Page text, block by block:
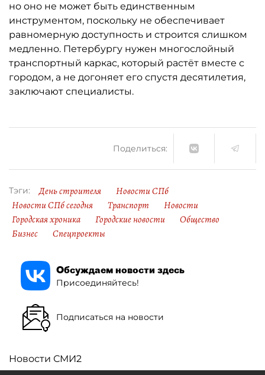
но оно не может быть единственным
инструментом, поскольку не обеспечивает
равномерную доступность и строится слишком
медленно. Петербургу нужен многослойный
транспортный каркас, который растёт вместе с
городом, а не догоняет его спустя десятилетия,
заключают специалисты.
Поделиться:
Тэги: День строителя
Новости СПб
Новости СПб сегодня
Транспорт
Новости
Городская хроника
Городские новости
Общество
Бизнес
Спецпроекты
Обсуждаем новости здесь
Присоединяйтесь!
Подписаться на новости
Новости СМИ2